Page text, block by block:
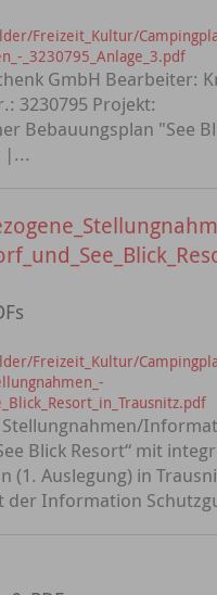
Freizeit_Kultur/
_3230795_Anlage_3.pdf
GmbH Bearbeiter:
3230795 Projekt:
Bebauungsplan "See
|...
Freizeit_Kultur/
Blick Resort“ mit
(1. Auslegung) in
der Information